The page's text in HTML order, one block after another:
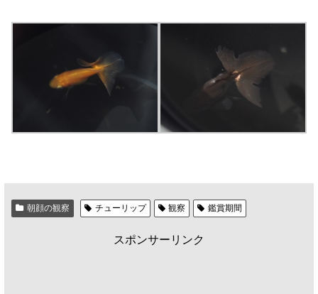
朝顔の観察 チューリップ 観察 鑑賞期間
スポンサーリンク